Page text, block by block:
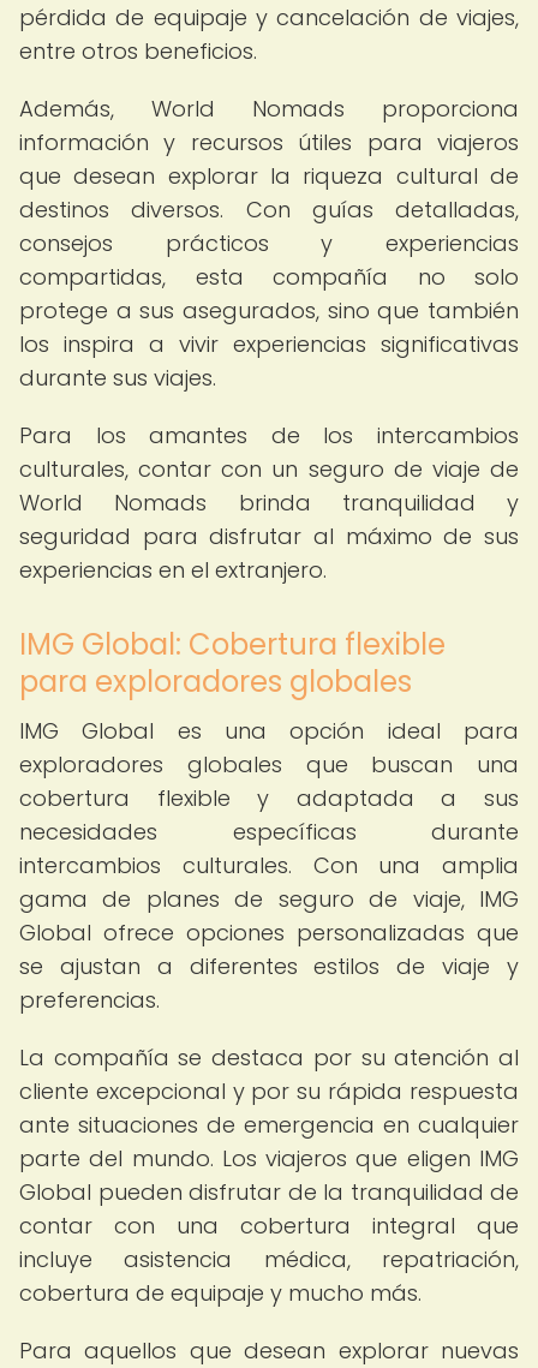
pérdida de equipaje y cancelación de viajes,
entre otros beneficios.
Además, World Nomads proporciona
información y recursos útiles para viajeros
que desean explorar la riqueza cultural de
destinos diversos. Con guías detalladas,
consejos prácticos y experiencias
compartidas, esta compañía no solo
protege a sus asegurados, sino que también
los inspira a vivir experiencias significativas
durante sus viajes.
Para los amantes de los intercambios
culturales, contar con un seguro de viaje de
World Nomads brinda tranquilidad y
seguridad para disfrutar al máximo de sus
experiencias en el extranjero.
IMG Global: Cobertura flexible
para exploradores globales
IMG Global es una opción ideal para
exploradores globales que buscan una
cobertura flexible y adaptada a sus
necesidades específicas durante
intercambios culturales. Con una amplia
gama de planes de seguro de viaje, IMG
Global ofrece opciones personalizadas que
se ajustan a diferentes estilos de viaje y
preferencias.
La compañía se destaca por su atención al
cliente excepcional y por su rápida respuesta
ante situaciones de emergencia en cualquier
parte del mundo. Los viajeros que eligen IMG
Global pueden disfrutar de la tranquilidad de
contar con una cobertura integral que
incluye asistencia médica, repatriación,
cobertura de equipaje y mucho más.
Para aquellos que desean explorar nuevas